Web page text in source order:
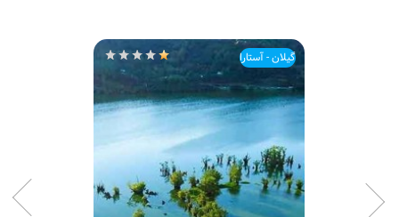
گیلان - آستارا